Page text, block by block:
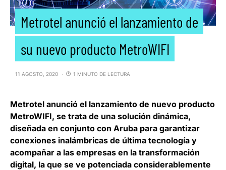
Metrotel anunció el lanzamiento de
su nuevo producto MetroWIFI
11 AGOSTO, 2020 1 MINUTO DE LECTURA
Metrotel anunció el lanzamiento de nuevo producto
MetroWIFI, se trata de una solución dinámica,
diseñada en conjunto con Aruba para garantizar
conexiones inalámbricas de última tecnología y
acompañar a las empresas en la transformación
digital, la que se ve potenciada considerablemente